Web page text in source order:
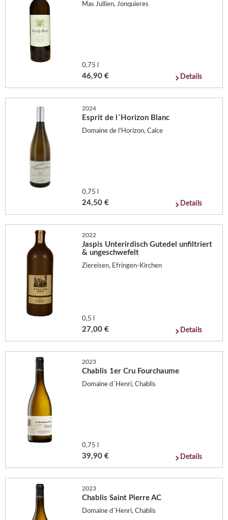
Mas Jullien, Jonquieres
0,75 l
46,90 € Details
2024
Esprit de l´Horizon Blanc
Domaine de l'Horizon, Calce
0,75 l
24,50 € Details
2022
Jaspis Unterirdisch Gutedel unfiltriert
& ungeschwefelt
Ziereisen, Efringen-Kirchen
0,5 l
27,00 € Details
2023
Chablis 1er Cru Fourchaume
Domaine d´Henri, Chablis
0,75 l
39,90 € Details
2023
Chablis Saint Pierre AC
Domaine d´Henri, Chablis